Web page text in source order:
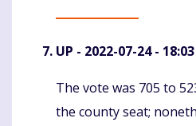
UP - 2022-07-24 - 18:03
Komentaras
The vote was 705 to
the county seat;